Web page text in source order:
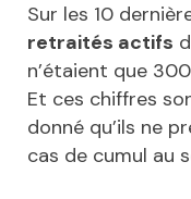
Sur les 10
retraités actifs
n’étaient que
Et ces chiffres
donné qu’ils ne
cas de cumul au